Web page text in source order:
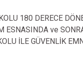
180 DERECE
ve
İLE GÜVENLİK